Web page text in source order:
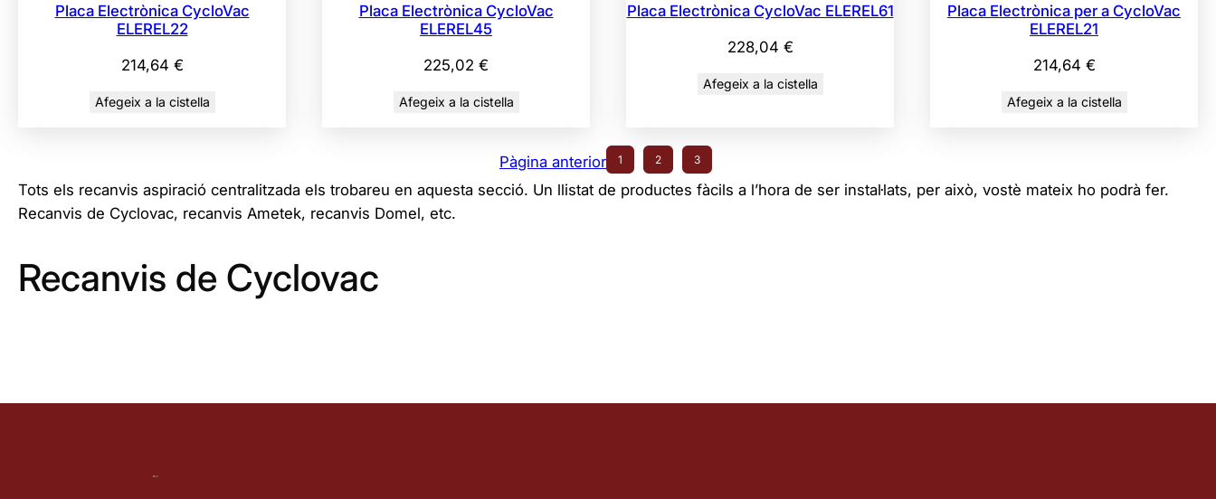
Placa Electrònica CycloVac
ELEREL22
214,64 €
Afegeix a la cistella
Placa Electrònica CycloVac
ELEREL45
225,02 €
Afegeix a la cistella
Placa Electrònica CycloVac ELEREL61
228,04 €
Afegeix a la cistella
Placa Electrònica per a CycloVac
ELEREL21
214,64 €
Afegeix a la cistella
Pàgina anterior 1 2 3
Tots els recanvis aspiració centralitzada els trobareu en aquesta secció. Un llistat de productes fàcils a l’hora de ser instal·lats, per això, vostè mateix ho podrà fer.
Recanvis de Cyclovac, recanvis Ametek, recanvis Domel, etc.
Recanvis de Cyclovac